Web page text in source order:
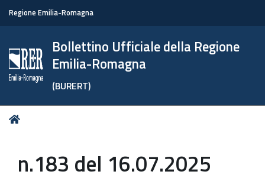
Regione Emilia-Romagna
Bollettino Ufficiale della Regione
Emilia-Romagna
(BURERT)
Tu
n.183 del 16.07.2025